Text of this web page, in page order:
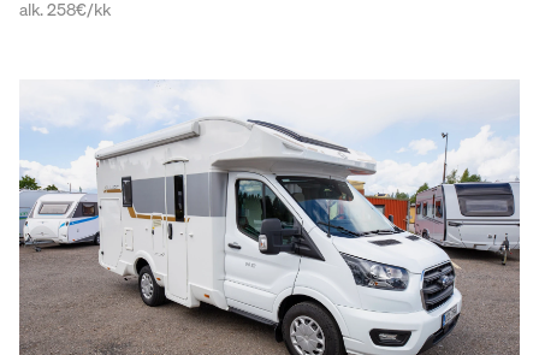
alk. 258€/kk